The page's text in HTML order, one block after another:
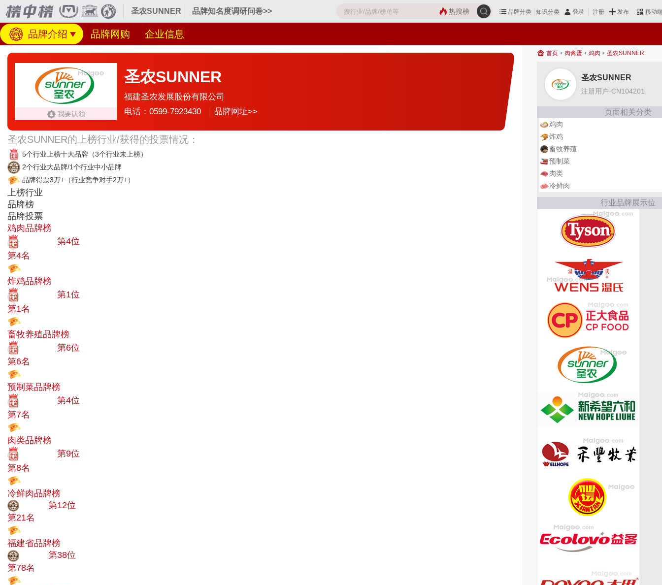
圣农SUNNER 品牌知名度调研问卷>> 品牌分类 知识分类 登录 注册 发布 移动
热搜榜
品牌介绍 品牌网购 企业信息
我要认领
圣农SUNNER
福建圣农发展股份有限公司
电话：0599-7923430
品牌网址>>
圣农SUNNER的上榜行业/获得的投票情况：
5个行业上榜十大品牌 （3个行业未上榜）
2个行业大品牌/1个行业中小品牌
品牌得票3万+ （行业竞争对手2万+）
上榜行业
品牌榜
品牌投票
鸡肉品牌榜
第4位
第4名
炸鸡品牌榜
第1位
第1名
畜牧养殖品牌榜
第6位
第6名
预制菜品牌榜
第4位
第7名
肉类品牌榜
第9位
第8名
冷鲜肉品牌榜
第12位
第21名
福建省品牌榜
第38位
第78名
首页 > 肉禽蛋 > 鸡肉 > 圣农SUNNER
圣农SUNNER
注册用户-CN104201
页面相关分类
鸡肉
炸鸡
畜牧养殖
预制菜
肉类
冷鲜肉
行业品牌展示位